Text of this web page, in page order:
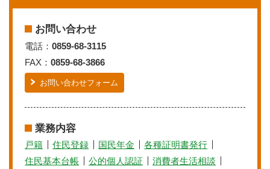
お問い合わせ
電話： 0859-68-3115
FAX： 0859-68-3866
お問い合わせフォーム
業務内容
戸籍 住民登録 国民年金
各種証明書発行
住民基本台帳
公的個人認証
消費者生活相談